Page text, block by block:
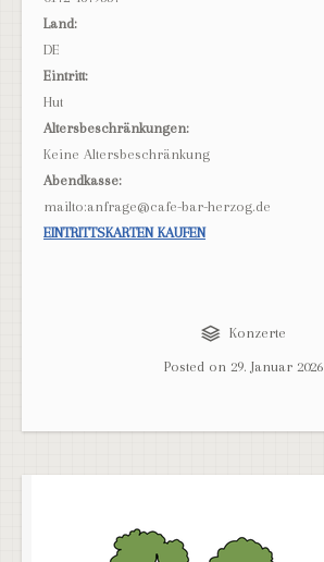
Land:
DE
Eintritt:
Hut
Altersbeschränkungen:
Keine Altersbeschränkung
Abendkasse:
mailto:anfrage@cafe-bar-herzog.de
EINTRITTSKARTEN KAUFEN
Konzerte
Posted on 29. Januar 2026